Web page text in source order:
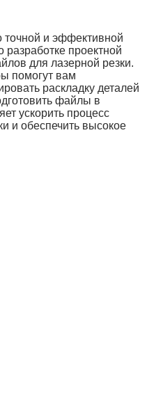
точной и эффективной
разработке проектной
для лазерной резки.
помогут вам
раскладку деталей
файлы в
ускорить процесс
и обеспечить высокое